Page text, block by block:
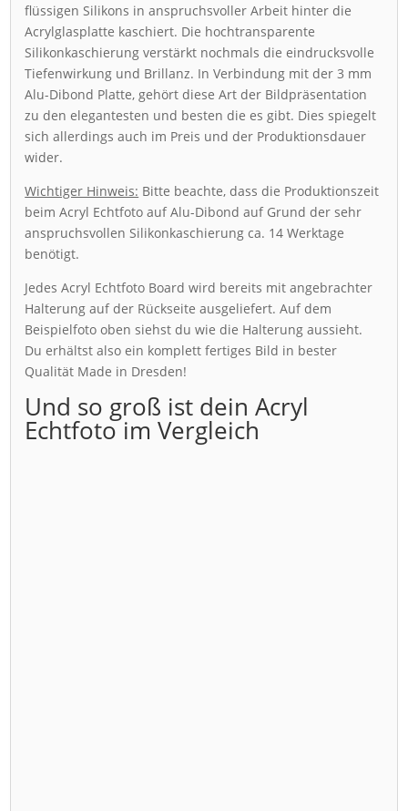
flüssigen Silikons in anspruchsvoller Arbeit hinter die
Acrylglasplatte kaschiert. Die hochtransparente
Silikonkaschierung verstärkt nochmals die eindrucksvolle
Tiefenwirkung und Brillanz. In Verbindung mit der 3 mm
Alu-Dibond Platte, gehört diese Art der Bildpräsentation
zu den elegantesten und besten die es gibt. Dies spiegelt
sich allerdings auch im Preis und der Produktionsdauer
wider.
Wichtiger Hinweis: Bitte beachte, dass die Produktionszeit
beim Acryl Echtfoto auf Alu-Dibond auf Grund der sehr
anspruchsvollen Silikonkaschierung ca. 14 Werktage
benötigt.
Jedes Acryl Echtfoto Board wird bereits mit angebrachter
Halterung auf der Rückseite ausgeliefert. Auf dem
Beispielfoto oben siehst du wie die Halterung aussieht.
Du erhältst also ein komplett fertiges Bild in bester
Qualität Made in Dresden!
Und so groß ist dein Acryl
Echtfoto im Vergleich